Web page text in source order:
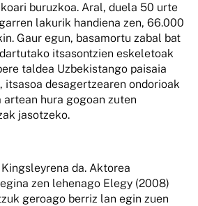
buruzkoa. Aral, duela 50 urte
lakurik handiena zen, 66.000
Gaur egun, basamortu zabal bat
itsasontzien eskeletoak
taldea Uzbekistango paisaia
itsasoa desagertzearen ondorioak
hura gogoan zuten
jasotzeko.
da. Aktorea
zen lehenago Elegy (2008)
geroago berriz lan egin zuen